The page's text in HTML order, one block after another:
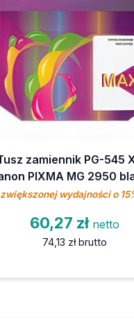
zamiennik PG-545
PIXMA MG 2950
zwiększonej wydajności o
60,27 zł netto
74,13 zł brutto